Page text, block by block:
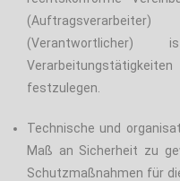
festzulegen.
Technische und
Maß an Sicherheit zu
Schutzmaßnahmen für